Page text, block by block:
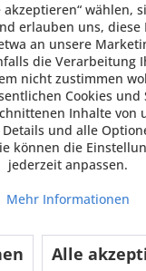
akzeptieren“ wählen,
erlauben uns, diese
an unsere
die Verarbeitung
nicht zustimmen
Cookies und
Inhalte von
und alle
können die
jederzeit anpassen.
Mehr Informationen
Alle